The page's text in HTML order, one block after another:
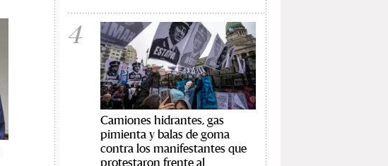
4
Camiones hidrantes, gas
pimienta y balas de goma
contra los manifestantes que
protestaron frente al